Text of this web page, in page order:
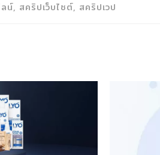
, สคริปเว็บไซต์, สคริปเวป